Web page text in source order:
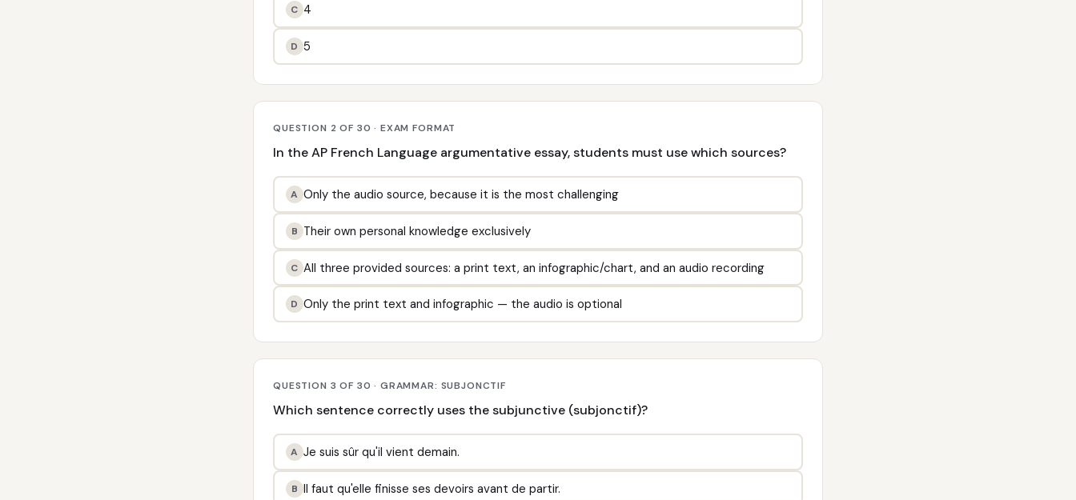
C 4
D 5
QUESTION 2 OF 30 · EXAM FORMAT
In the AP French Language argumentative essay, students must use which sources?
A Only the audio source, because it is the most challenging
B Their own personal knowledge exclusively
C All three provided sources: a print text, an infographic/chart, and an audio recording
D Only the print text and infographic — the audio is optional
QUESTION 3 OF 30 · GRAMMAR: SUBJONCTIF
Which sentence correctly uses the subjunctive (subjonctif)?
A Je suis sûr qu'il vient demain.
B Il faut qu'elle finisse ses devoirs avant de partir.